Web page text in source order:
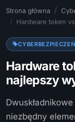
Strona główna
Hardware token
Hardware
najlepszy
niezbędny